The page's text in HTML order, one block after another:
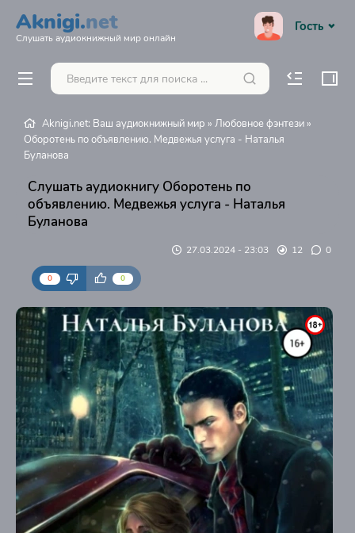
Aknigi.net
Слушать аудиокнижный мир онлайн
Гость
Aknigi.net: Ваш аудиокнижный мир » Любовное фэнтези »
Оборотень по объявлению. Медвежья услуга - Наталья
Буланова
Слушать аудиокнигу Оборотень по
объявлению. Медвежья услуга - Наталья
Буланова
27.03.2024 - 23:03 12 0
0 0